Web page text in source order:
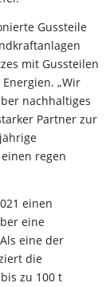
Gussteile
mit Gussteilen
„Wir
nachhaltiges
Partner zur
regen
einen
eine
eine der
die
zu 100 t